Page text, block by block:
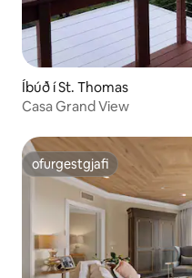
Íbúð í St. Thomas
Casa Grand View
ofurgestgjafi
ofurgestgjafi